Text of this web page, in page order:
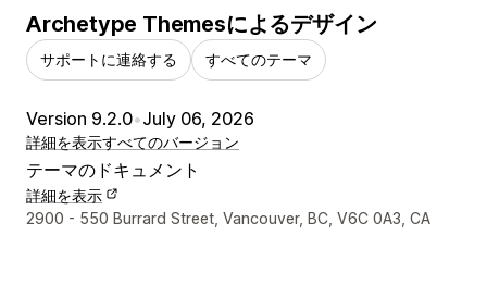
Archetype Themesによるデザイン
サポートに連絡する すべてのテーマ
Version 9.2.0•July 06, 2026
詳細を表示すべてのバージョン
テーマのドキュメント
詳細を表示
デザイナーの連絡先情報
2900 - 550 Burrard Street, Vancouver, BC, V6C 0A3, CA